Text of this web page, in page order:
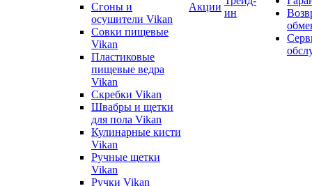
Сгоны и
осушители Vikan
Совки пищевые
Vikan
Пластиковые
пищевые ведра
Vikan
Скребки Vikan
Швабры и щетки
для пола Vikan
Кулинарные кисти
Vikan
Ручные щетки
Vikan
Ручки Vikan
Акции
ин